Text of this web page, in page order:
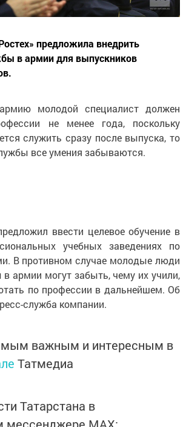
предложила внедрить
в армии для выпускников
молодой специалист должен
не менее года, поскольку
служить сразу после выпуска, то
все умения забываются.
ввести целевое обучение в
учебных заведениях по
В противном случае молодые люди
армии могут забыть, чему их учили,
по профессии в дальнейшем. Об
служба компании.
важным и интересным в
Татмедиа
Татарстана в